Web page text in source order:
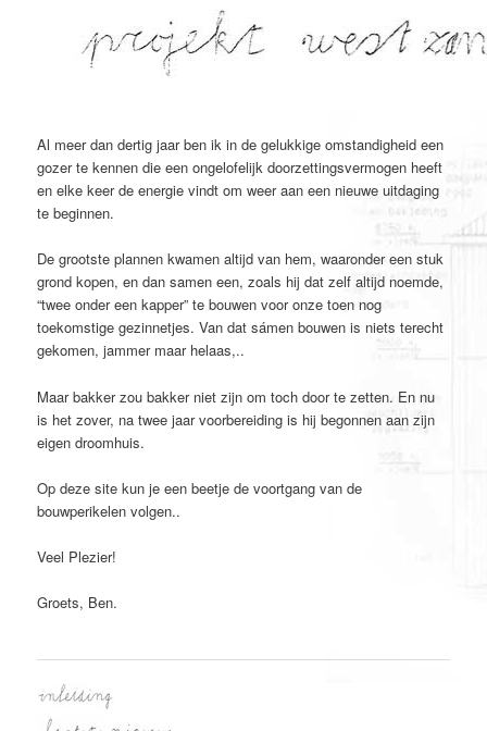
Al meer dan dertig jaar ben ik in de gelukkige omstandigheid een
gozer te kennen die een ongelofelijk doorzettingsvermogen heeft
en elke keer de energie vindt om weer aan een nieuwe uitdaging
te beginnen.
De grootste plannen kwamen altijd van hem, waaronder een stuk
grond kopen, en dan samen een, zoals hij dat zelf altijd noemde,
“twee onder een kapper” te bouwen voor onze toen nog
toekomstige gezinnetjes. Van dat sámen bouwen is niets terecht
gekomen, jammer maar helaas,..
Maar bakker zou bakker niet zijn om toch door te zetten. En nu
is het zover, na twee jaar voorbereiding is hij begonnen aan zijn
eigen droomhuis.
Op deze site kun je een beetje de voortgang van de
bouwperikelen volgen..
Veel Plezier!
Groets, Ben.